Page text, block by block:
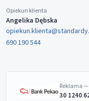
Opiekun klienta
Angelika Dębska
690 190 544
Reklama —
30 1240